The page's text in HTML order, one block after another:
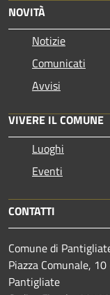
NOVITÀ
Notizie
Comunicati
Avvisi
VIVERE IL COMUNE
Luoghi
Eventi
CONTATTI
Comune di
Piazza Comunale,
Pantigliate